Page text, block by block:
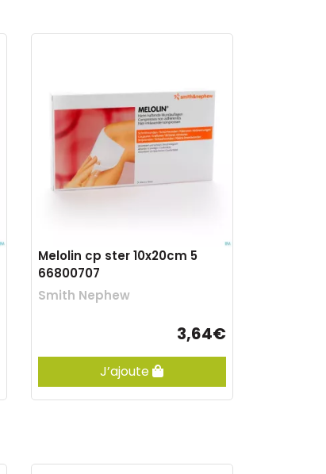
Melolin cp ster 10x20cm 5
66800707
Smith Nephew
3,64€
J’ajoute